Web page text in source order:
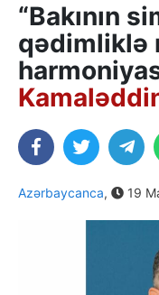
“Bakının
qədimliklə
Azərbaycanca, 19